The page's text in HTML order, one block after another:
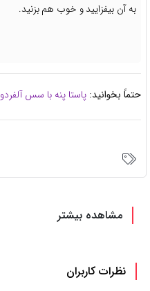
به آن بیفزایید و خوب هم بزنید.
حتماً بخوانید: پاستا پنه با سس آلفردو
مشاهده بیشتر
نظرات کاربران